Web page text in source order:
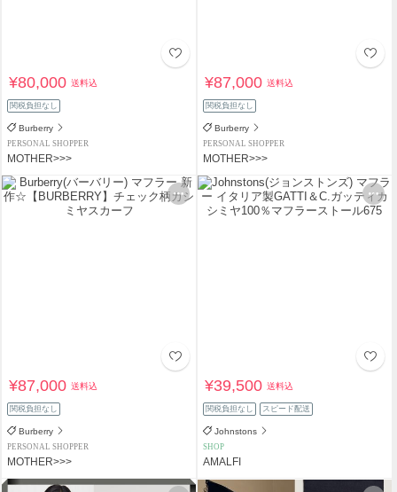
¥80,000送料込
関税負担なし
Burberry
PERSONAL SHOPPER
MOTHER>>>
¥87,000送料込
関税負担なし
Burberry
PERSONAL SHOPPER
MOTHER>>>
¥87,000送料込
関税負担なし
Burberry
PERSONAL SHOPPER
MOTHER>>>
¥39,500送料込
関税負担なし スピード配送
Johnstons
SHOP
AMALFI